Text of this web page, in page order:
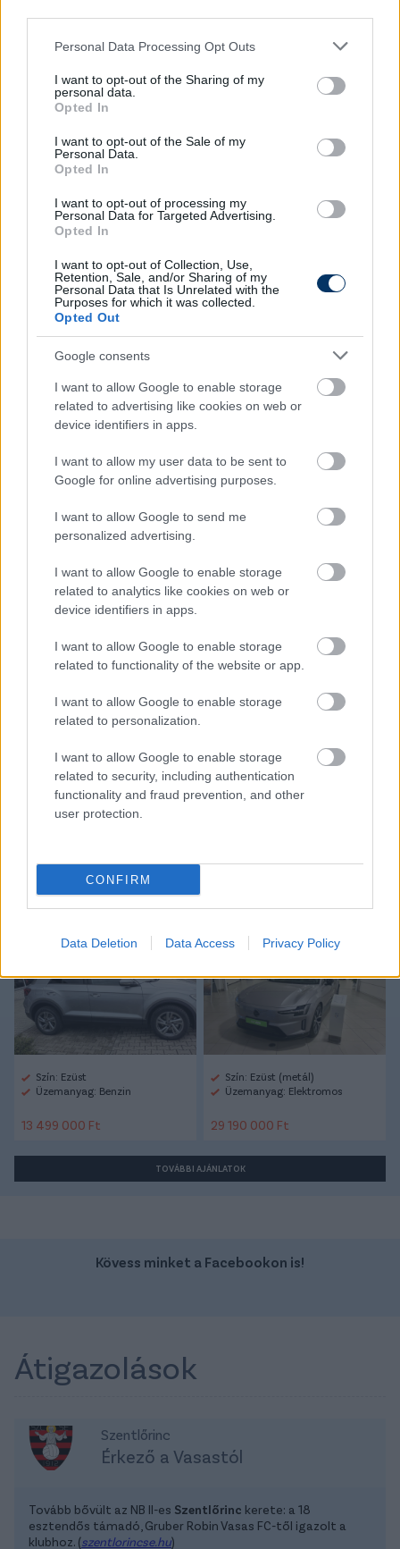
Please note that this website/app uses one or more Google
not limited to your visit or usage behaviour. You may click to
grant or deny consent to Google and its third-party tags to
use your data for below specified purposes in below Google
consent section.
Personal Data Processing Opt Outs
I want to opt-out of the Sharing of my
personal data.
Opted In
I want to opt-out of the Sale of my
Personal Data.
Opted In
I want to opt-out of processing my
Personal Data for Targeted Advertising.
Opted In
I want to opt-out of Collection, Use,
Retention, Sale, and/or Sharing of my
Personal Data that Is Unrelated with the
Purposes for which it was collected.
Opted Out
Google consents
I want to allow Google to enable storage
related to advertising like cookies on web or
device identifiers in apps.
I want to allow my user data to be sent to
Google for online advertising purposes.
I want to allow Google to send me
personalized advertising.
I want to allow Google to enable storage
related to analytics like cookies on web or
device identifiers in apps.
I want to allow Google to enable storage
related to functionality of the website or app.
I want to allow Google to enable storage
related to personalization.
I want to allow Google to enable storage
related to security, including authentication
functionality and fraud prevention, and other
user protection.
CONFIRM
Data Deletion Data Access Privacy Policy
csatlakozott a Zetéhez.
Olvastad már?
Megerősítve: A Vidi alapembere a
Szparinál folytatja; a Fradi-fiatal
pedig külön kérésre érkezett -
A Fehérvárból és a Fradiból is igazolt egy-egy
Itt állíthatod be, hogy a Csakfoci az elsők
Link másolása
CÍMKÉK: #NB I #ÁTIGAZOLÁSOK #ZTE
#JOSETH
PERAZA
Autópiac
Volkswagen T-roc
Szín: Ezüst
Üzemanyag: Benzin
13 499 000 Ft
Volvo Es90
Szín: Ezüst (metál)
Üzemanyag: Elektromos
29 190 000 Ft
TOVÁBBI AJÁNLATOK
Kövess minket a Facebookon is!
Átigazolások
Szentlőrinc
Érkező a Vasastól
Tovább bővült az NB II-es Szentlőrinc kerete: a 18
esztendős támadó, Gruber Robin Vasas FC-től igazolt a
klubhoz. (szentlorincse.hu)